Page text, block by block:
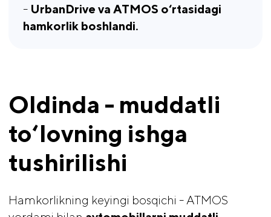
- UrbanDrive va ATMOS o‘rtasidagi
hamkorlik boshlandi.
Oldinda - muddatli
to‘lovning ishga
tushirilishi
Hamkorlikning keyingi bosqichi - ATMOS